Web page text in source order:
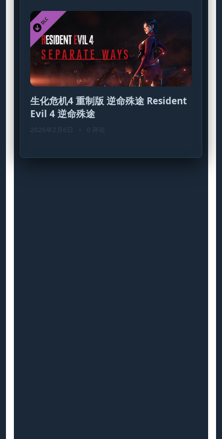
生化危机4 重制版 逆命殊途 Resident
Evil 4 逆命殊途
2026年2月6日 • 0 评论